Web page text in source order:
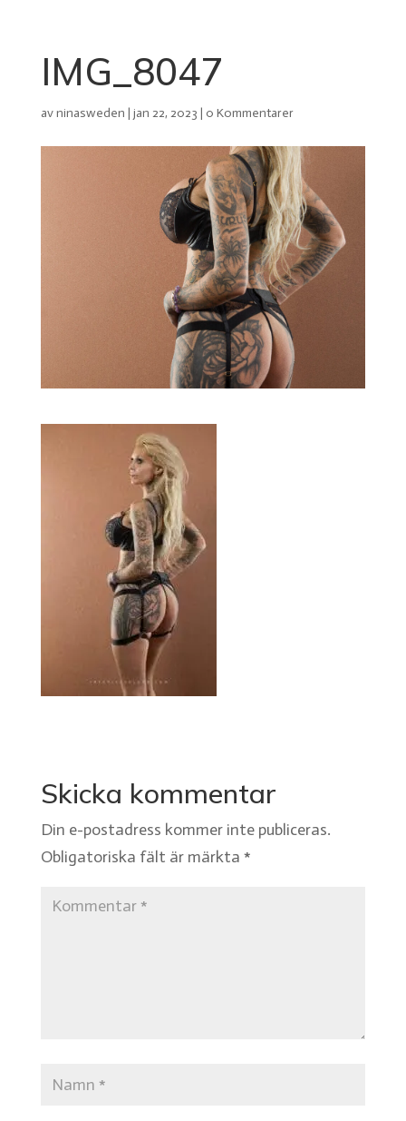
IMG_8047
avninasweden | jan 22, 2023 | 0 Kommentarer
Skicka kommentar
Din e-postadress kommer inte publiceras.
Obligatoriska fält är märkta *